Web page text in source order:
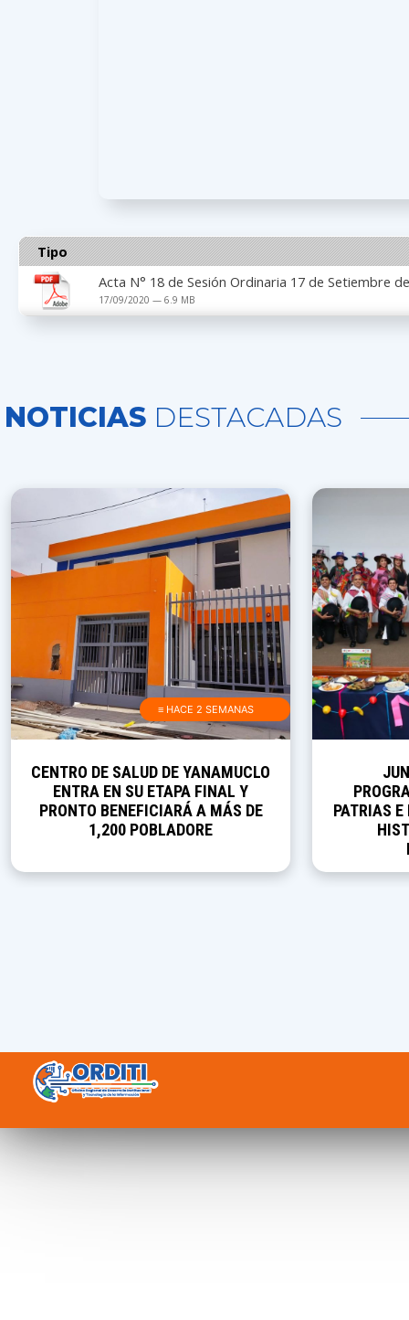
Tipo
Acta N° 18 de Sesión Ordinaria 17 de Setiembre
17/09/2020 — 6.9 MB
NOTICIAS DESTACADAS
≡ HACE 2 SEMANAS
CENTRO DE SALUD DE YANAMUCLO
ENTRA EN SU ETAPA FINAL Y
PRONTO BENEFICIARÁ A MÁS DE
1,200 POBLADORE
PATRIAS